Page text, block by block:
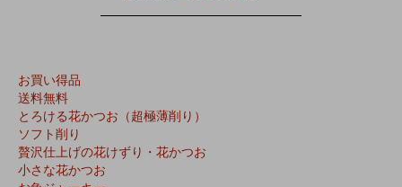
お買い得品
送料無料
とろける花かつお（超極薄削り）
ソフト削り
贅沢仕上げの花けずり・花かつお
小さな花かつお